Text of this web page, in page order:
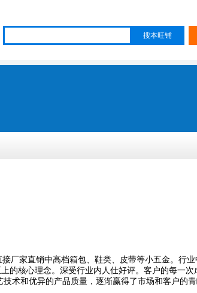
厂家直销中高档箱包、鞋类、皮带等小五金。行
核心理念。深受行业内人仕好评。客户的每一次
术和优异的产品质量，逐渐赢得了市场和客户的青